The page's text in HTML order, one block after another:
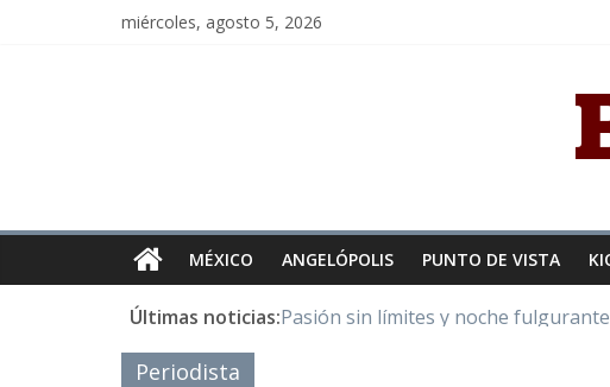
miércoles, agosto 5, 2026
MÉXICO ANGELÓPOLIS PUNTO DE VISTA
Últimas noticias:Pasión sin límites y noche fulgurante
Periodista